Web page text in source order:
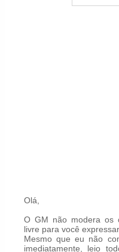
Olá,
O GM não modera os
livre para você
Mesmo que eu não
imediatamente, leio